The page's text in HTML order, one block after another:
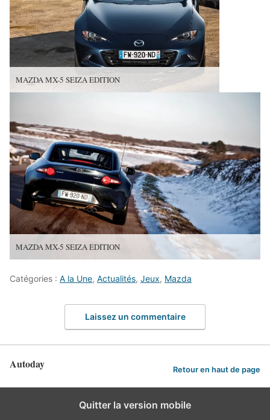
MAZDA MX-5 SEIZA EDITION
MAZDA MX-5 SEIZA EDITION
Catégories : A la Une, Actualités, Jeux, Mazda
Laissez un commentaire
Autoday Retour en haut de page
Quitter la version mobile